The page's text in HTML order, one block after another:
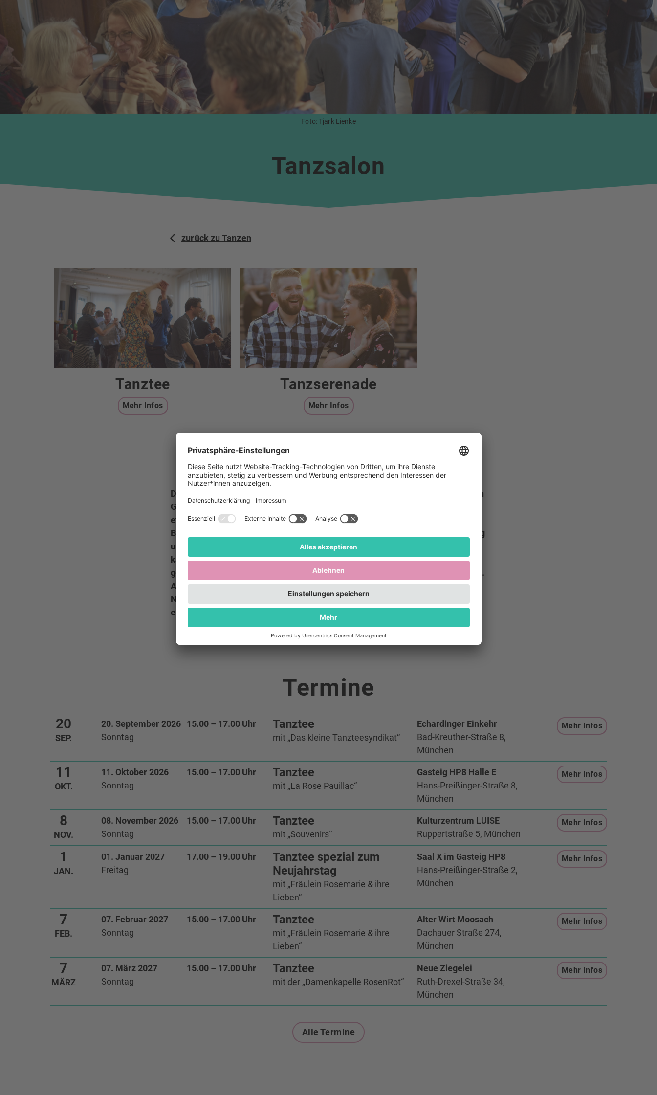
Foto: Tjark Lienke
Tanzsalon
zurück zu Tanzen
Tanztee
Mehr Infos
Tanzserenade
Mehr Infos
Diese Veranstaltungsreihe widmet sich einer musikalischen und tänzerischen
Gattung, die sich am Ende des 19. Jahrhunderts zur bürgerlichen Salonmusik
etablierte. In der typischen Besetzung mit Klavier, Streich- und
Blasinstrumenten spielten Kapellen in Cafés und Hotelhallen zur Unterhaltung
und zum Tanz. Neben Arrangements klassischer Opern- und Operettenarien
kam das aufs Parkett, was im Gesellschaftstanz gerade modern war. Seine
goldenen Zeiten erlebte der Tanzsalon in den 1920-iger und 1930-iger Jahren.
Auch in den beiden Nachkriegsjahrzehnten blühte das Genre noch einmal auf.
Neue Unterhaltungsformen verdrängten die Salonmusik aber zusehends. Seit
einiger Zeit erlebt das Genre aber eine Wiederbelebung.
Termine
Terminliste
Tanztee
mit „Das kleine Tanzteesyndikat“
20
SEP.
20. September 2026
Sonntag
15.00 – 17.00 Uhr
Echardinger Einkehr
Bad-Kreuther-Straße 8,
München
Mehr Infos
Tanztee
mit „La Rose Pauillac“
11
OKT.
11. Oktober 2026
Sonntag
15.00 – 17.00 Uhr
Gasteig HP8 Halle E
Hans-Preißinger-Straße 8,
München
Mehr Infos
Tanztee
mit „Souvenirs“
8
NOV.
08. November 2026
Sonntag
15.00 – 17.00 Uhr
Kulturzentrum LUISE
Ruppertstraße 5, München
Mehr Infos
Tanztee spezial zum
Neujahrstag
mit „Fräulein Rosemarie & ihre
Lieben“
1
JAN.
01. Januar 2027
Freitag
17.00 – 19.00 Uhr
Saal X im Gasteig HP8
Hans-Preißinger-Straße 2,
München
Mehr Infos
Tanztee
mit „Fräulein Rosemarie & ihre
Lieben“
7
FEB.
07. Februar 2027
Sonntag
15.00 – 17.00 Uhr
Alter Wirt Moosach
Dachauer Straße 274,
München
Mehr Infos
Tanztee
mit der „Damenkapelle RosenRot“
7
MÄRZ
07. März 2027
Sonntag
15.00 – 17.00 Uhr
Neue Ziegelei
Ruth-Drexel-Straße 34,
München
Mehr Infos
Alle Termine